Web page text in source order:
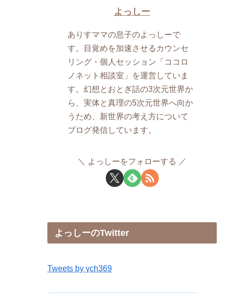
よっしー
ありすママの息子のよっしーで
す。目覚めを加速させるカウンセ
リング・個人セッション「ココロ
ノネット相談室」を運営していま
す。幻想とおとぎ話の3次元世界か
ら、実体と真理の5次元世界へ向か
うため、新世界の考え方について
ブログ発信しています。
よっしーをフォローする
よっしーのTwitter
Tweets by ych369